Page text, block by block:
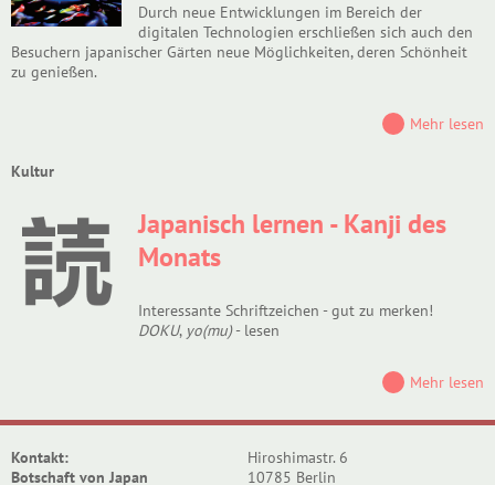
Durch neue Entwicklungen im Bereich der
digitalen Technologien erschließen sich auch den
Besuchern japanischer Gärten neue Möglichkeiten, deren Schönheit
zu genießen.
Mehr lesen
Kultur
Japanisch lernen - Kanji des
Monats
Interessante Schriftzeichen - gut zu merken!
DOKU, yo(mu)- lesen
Mehr lesen
Kontakt:
Botschaft von Japan
Hiroshimastr. 6
10785 Berlin